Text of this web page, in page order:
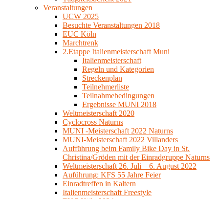
Veranstaltungen
UCW 2025
Besuchte Veranstaltungen 2018
EUC Köln
Marchtrenk
2.Etappe Italienmeisterschaft Muni
Italienmeisterschaft
Regeln und Kategorien
Streckenplan
Teilnehmerliste
Teilnahmebedingungen
Ergebnisse MUNI 2018
Weltmeisterschaft 2020
Cyclocross Naturns
MUNI -Meisterschaft 2022 Naturns
MUNI-Meisterschaft 2022 Villanders
Aufführung beim Family Bike Day in St.
Christina/Gröden mit der Einradgruppe Naturns
Weltmeisterschaft 26. Juli – 6. August 2022
Auführung: KFS 55 Jahre Feier
Einradtreffen in Kaltern
Italienmeisterschaft Freestyle